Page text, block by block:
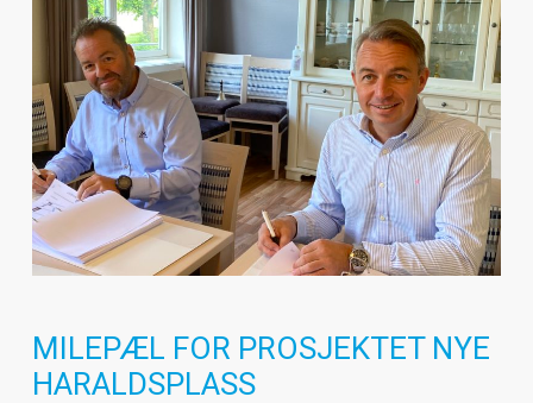
MILEPÆL FOR PROSJEKTET NYE
HARALDSPLASS